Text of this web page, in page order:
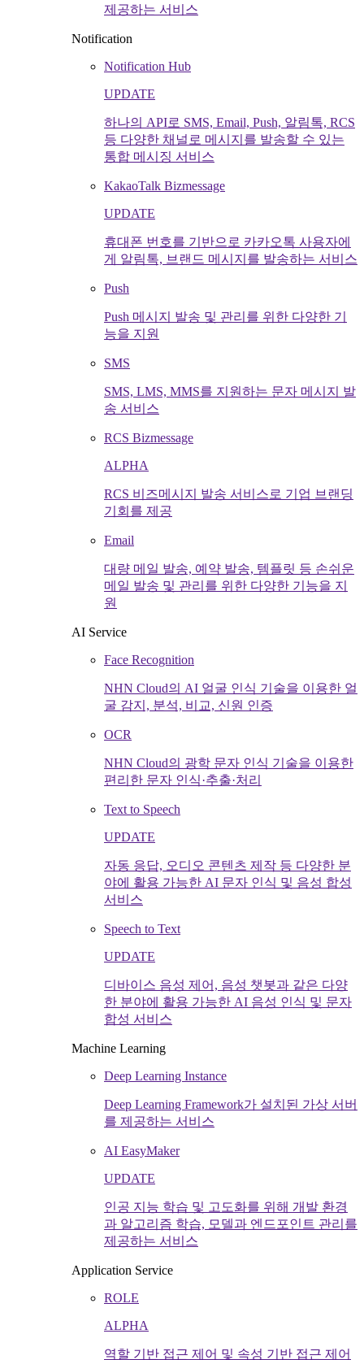
제공하는 서비스
Notification
Notification Hub
UPDATE
하나의 API로 SMS, Email, Push, 알림톡, RCS
등 다양한 채널로 메시지를 발송할 수 있는
통합 메시징 서비스
KakaoTalk Bizmessage
UPDATE
휴대폰 번호를 기반으로 카카오톡 사용자에
게 알림톡, 브랜드 메시지를 발송하는 서비스
Push
Push 메시지 발송 및 관리를 위한 다양한 기
능을 지원
SMS
SMS, LMS, MMS를 지원하는 문자 메시지 발
송 서비스
RCS Bizmessage
ALPHA
RCS 비즈메시지 발송 서비스로 기업 브랜딩
기회를 제공
Email
대량 메일 발송, 예약 발송, 템플릿 등 손쉬운
메일 발송 및 관리를 위한 다양한 기능을 지
원
AI Service
Face Recognition
NHN Cloud의 AI 얼굴 인식 기술을 이용한 얼
굴 감지, 분석, 비교, 신원 인증
OCR
NHN Cloud의 광학 문자 인식 기술을 이용한
편리한 문자 인식·추출·처리
Text to Speech
UPDATE
자동 응답, 오디오 콘텐츠 제작 등 다양한 분
야에 활용 가능한 AI 문자 인식 및 음성 합성
서비스
Speech to Text
UPDATE
디바이스 음성 제어, 음성 챗봇과 같은 다양
한 분야에 활용 가능한 AI 음성 인식 및 문자
합성 서비스
Machine Learning
Deep Learning Instance
Deep Learning Framework가 설치된 가상 서버
를 제공하는 서비스
AI EasyMaker
UPDATE
인공 지능 학습 및 고도화를 위해 개발 환경
과 알고리즘 학습, 모델과 엔드포인트 관리를
제공하는 서비스
Application Service
ROLE
ALPHA
역할 기반 접근 제어 및 속성 기반 접근 제어